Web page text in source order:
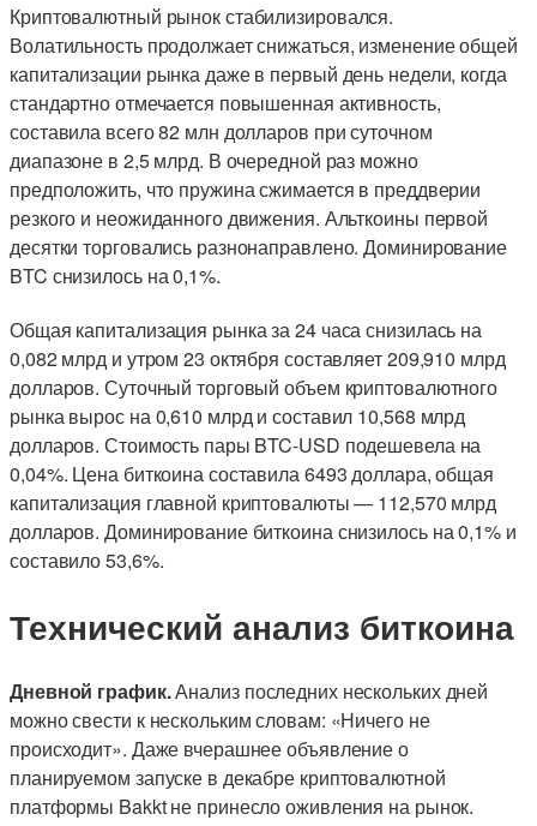
Криптовалютный рынок стабилизировался.
Волатильность продолжает снижаться, изменение общей
капитализации рынка даже в первый день недели, когда
стандартно отмечается повышенная активность,
составила всего 82 млн долларов при суточном
диапазоне в 2,5 млрд. В очередной раз можно
предположить, что пружина сжимается в преддверии
резкого и неожиданного движения. Альткоины первой
десятки торговались разнонаправлено. Доминирование
BTC снизилось на 0,1%.
Общая капитализация рынка за 24 часа снизилась на
0,082 млрд и утром 23 октября составляет 209,910 млрд
долларов. Суточный торговый объем криптовалютного
рынка вырос на 0,610 млрд и составил 10,568 млрд
долларов. Стоимость пары BTC-USD подешевела на
0,04%. Цена биткоина составила 6493 доллара, общая
капитализация главной криптовалюты — 112,570 млрд
долларов. Доминирование биткоина снизилось на 0,1% и
составило 53,6%.
Технический анализ биткоина
Дневной график.Анализ последних нескольких дней
можно свести к нескольким словам: «Ничего не
происходит». Даже вчерашнее объявление о
планируемом запуске в декабре криптовалютной
платформы Bakkt не принесло оживления на рынок.